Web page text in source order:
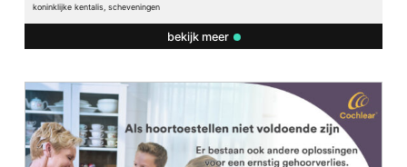
koninklijke kentalis, scheveningen
bekijk meer